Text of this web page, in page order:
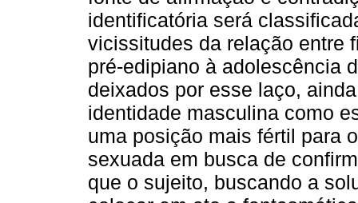
identificatória será
vicissitudes da relação entre
pré-edipiano à adolescência
deixados por esse laço,
identidade masculina como
uma posição mais fértil para
sexuada em busca de
que o sujeito, buscando a